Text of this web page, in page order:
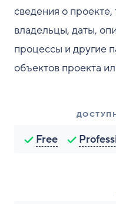
сведения о проекте,
владельцы, даты,
процессы и другие
объектов проекта
Free